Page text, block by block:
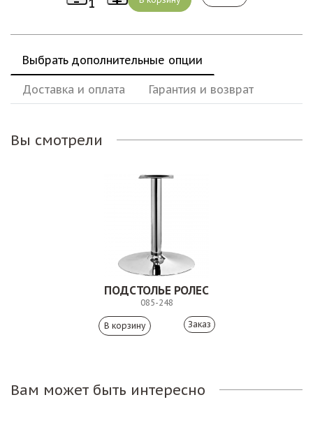
Выбрать дополнительные опции
Доставка и оплата Гарантия и возврат
Вы смотрели
ПОДСТОЛЬЕ РОЛЕС
085-248
Заказ
Вам может быть интересно